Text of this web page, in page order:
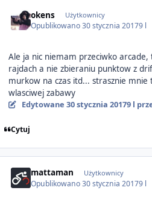
okens Użytkownicy
Opublikowano30 stycznia 20179 l
Ale ja nic niemam przeciwko arcade,
rajdach a nie zbieraniu punktow z
murkow na czas itd... strasznie mnie
wlasciwej zabawy
Edytowane 30 stycznia 20179 l
Cytuj
mattaman Użytkownicy
Opublikowano30 stycznia 20179 l